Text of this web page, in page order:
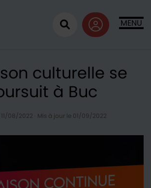
MENU
Ouvrir la
culturelle se
à Buc
11/08/2022 · Mis à jour le 01/09/2022